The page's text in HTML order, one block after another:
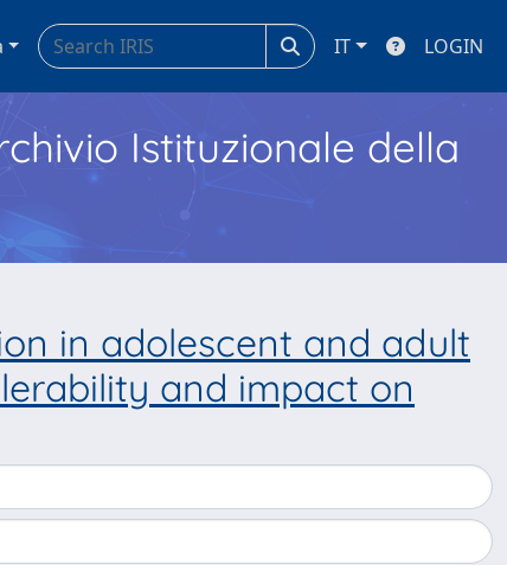
IT LOGIN
Istituzionale della
in adolescent and adult
and impact on